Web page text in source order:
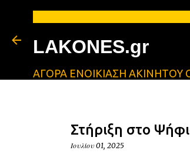
LAKONES.gr
ΑΓΟΡΑ ΕΝΟΙΚΙΑΣΗ ΑΚΙΝΗΤΟΥ
Στήριξη στο
Ιουλίου 01, 2025